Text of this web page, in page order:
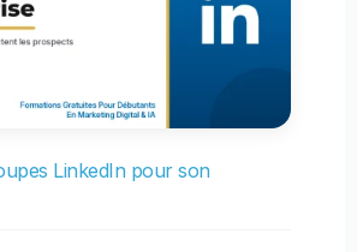
LinkedIn pour son